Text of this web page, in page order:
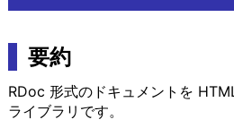
要約
RDoc 形式のドキュメントを
ライブラリです。